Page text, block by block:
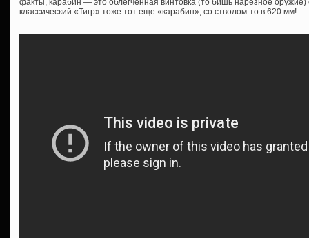
факты, карабин — это облегчённая винтовка (то бишь нарезное оружие)
классический «Тигр» тоже тот еще «карабин», со стволом-то в 620 мм!